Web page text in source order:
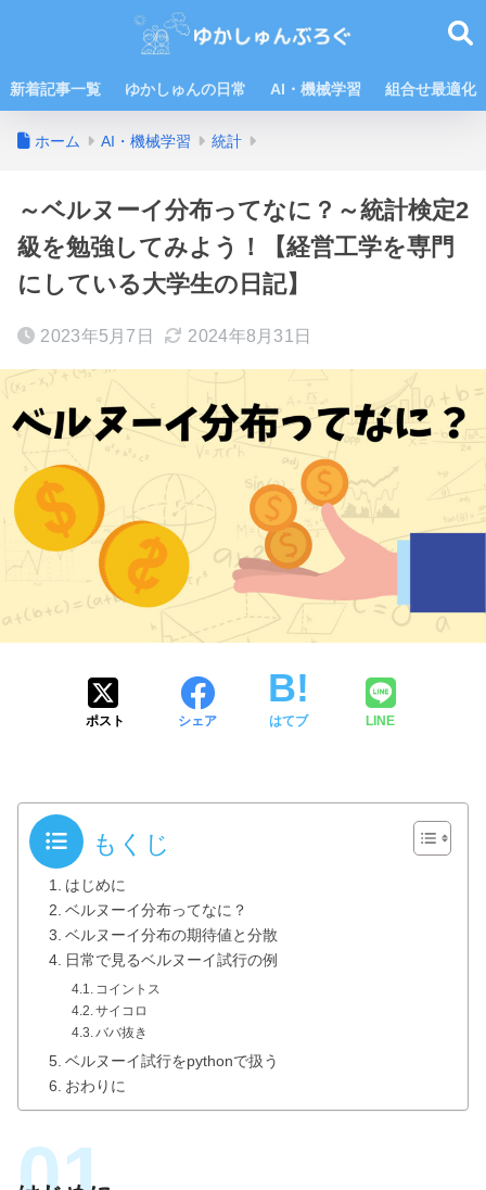
新着記事一覧 ゆかしゅんの日常 AI・機械学習 組合せ最適化
ホーム AI・機械学習 統計
～ベルヌーイ分布ってなに？～統計検定2
級を勉強してみよう！【経営工学を専門
にしている大学生の日記】
2023年5月7日 2024年8月31日
ポスト シェア はてブ LINE
もくじ
はじめに
ベルヌーイ分布ってなに？
ベルヌーイ分布の期待値と分散
日常で見るベルヌーイ試行の例
コイントス
サイコロ
ババ抜き
ベルヌーイ試行をpythonで扱う
おわりに